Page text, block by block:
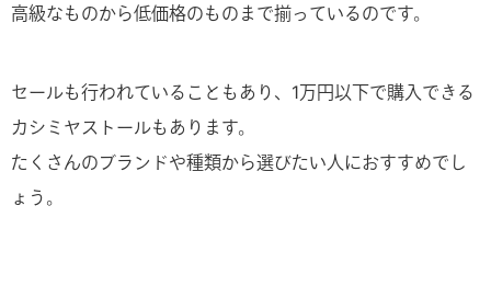
高級なものから低価格のものまで揃っているのです。
セールも行われていることもあり、1万円以下で購入できる
カシミヤストールもあります。
たくさんのブランドや種類から選びたい人におすすめでし
ょう。